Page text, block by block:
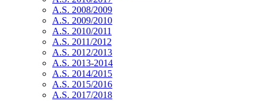
A.S. 2008/2009
A.S. 2009/2010
A.S. 2010/2011
A.S. 2011/2012
A.S. 2012/2013
A.S. 2013-2014
A.S. 2014/2015
A.S. 2015/2016
A.S. 2017/2018